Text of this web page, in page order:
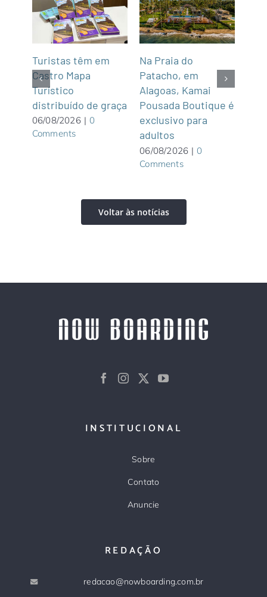
Turistas têm em
Castro Mapa
Turístico
distribuído de graça
06/08/2026 | 0
Comments
Na Praia do
Patacho, em
Alagoas, Kamai
Pousada Boutique é
exclusivo para
adultos
06/08/2026 | 0
Comments
Voltar às notícias
INSTITUCIONAL
Sobre
Contato
Anuncie
REDAÇÃO
redacao@nowboarding.com.br